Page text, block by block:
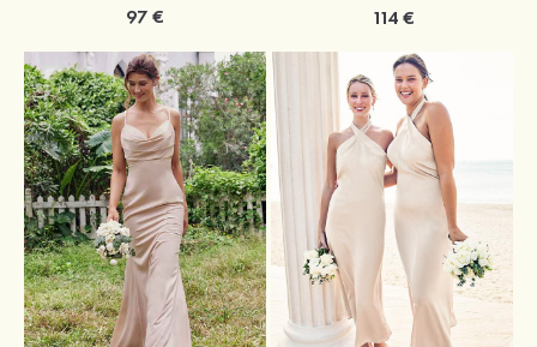
97 € 114 €